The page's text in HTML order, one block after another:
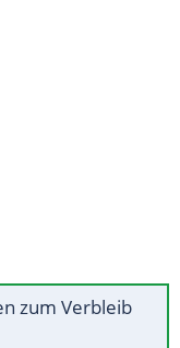
zum Verbleib